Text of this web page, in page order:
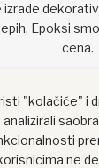
Epoksi
cena.
"kolačiće" i
ne